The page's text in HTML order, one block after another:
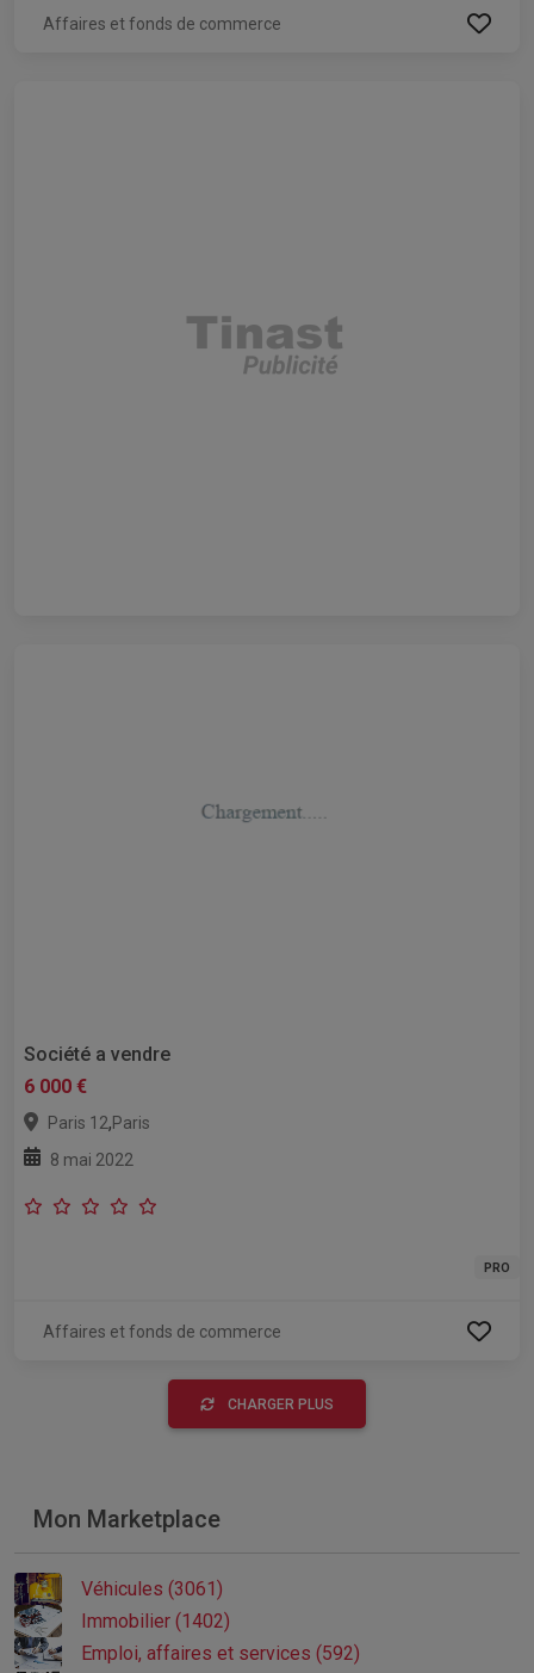
Affaires et fonds de commerce
Société a vendre
6 000 €
Paris 12,Paris
8 mai 2022
PRO
Affaires et fonds de commerce
CHARGER PLUS
Mon Marketplace
Véhicules (3061)
Immobilier (1402)
Emploi, affaires et services (592)